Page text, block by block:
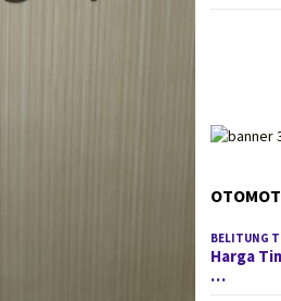
BELITUNG
Harga
…